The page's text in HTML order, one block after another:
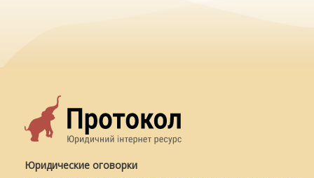
Юридические оговорки